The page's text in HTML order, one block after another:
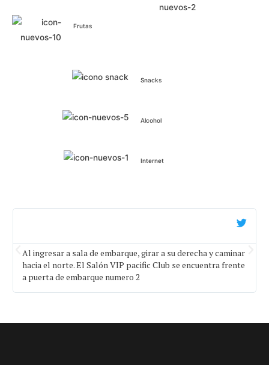
Frutas
Snacks
Alcohol
Internet
Al ingresar a sala de embarque, girar a su derecha y caminar
hacia el norte. El Salón VIP pacific Club se encuentra frente
a puerta de embarque numero 2